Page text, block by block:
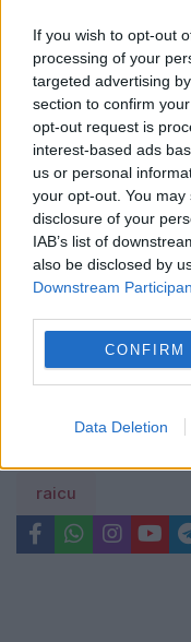
If you wish to opt-out
processing of your
targeted advertising
section to confirm
opt-out request is
interest-based ads
us or personal
your opt-out. You
disclosure of your
IAB’s list of
also be disclosed by
Downstream
CONFIRM
Data Deletion
Raicu sau
primarului
România, în
în energie:
poate de
Cum verifici
Metoda prin
restanțe la
raicu